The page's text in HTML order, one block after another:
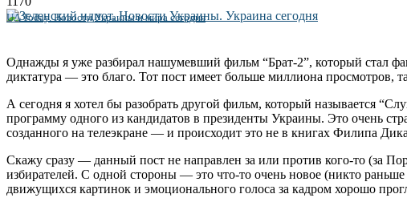
UA Today. Новости Украины и мира сегодня
Однажды я уже разбирал нашумевший фильм “Брат-2”, который стал
диктатура — это благо. Тот пост имеет больше миллиона просмотров,
А сегодня я хотел бы разобрать другой фильм, который называется
программу одного из кандидатов в президенты Украины. Это очень
созданного на телеэкране — и происходит это не в книгах Филипа
Скажу сразу — данный пост не направлен за или против кого-то (за
избирателей. С одной стороны — это что-то очень новое (никто
движущихся картинок и эмоционального голоса за кадром хорошо